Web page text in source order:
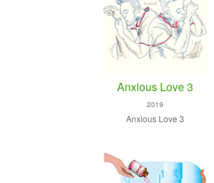
Anxious Love 3
2019
Anxious Love 3